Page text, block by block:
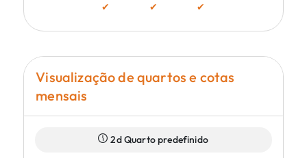
✔ ✔ ✔
Visualização de quartos e cotas
mensais
2d Quarto predefinido